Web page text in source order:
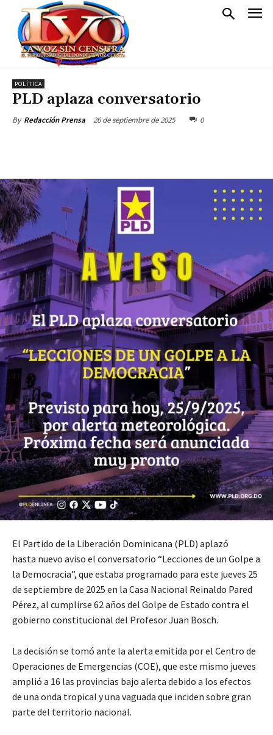
POLÍTICA
PLD aplaza conversatorio
By Redacción Prensa 26 de septiembre de 2025 0
El Partido de la Liberación Dominicana (PLD) aplazó
hasta nuevo aviso el conversatorio “Lecciones de un Golpe a
la Democracia”, que estaba programado para este jueves 25
de septiembre de 2025 en la Casa Nacional Reinaldo Pared
Pérez, al cumplirse 62 años del Golpe de Estado contra el
gobierno constitucional del Profesor Juan Bosch.
La decisión se tomó ante la alerta emitida por el Centro de
Operaciones de Emergencias (COE), que este mismo jueves
amplió a 16 las provincias bajo alerta debido a los efectos
de una onda tropical y una vaguada que inciden sobre gran
parte del territorio nacional.